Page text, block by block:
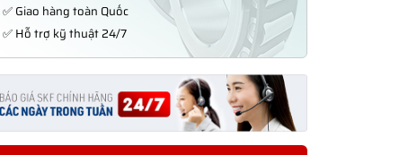
✅ Giao hàng toàn Quốc
✅ Hỗ trợ kỹ thuật 24/7